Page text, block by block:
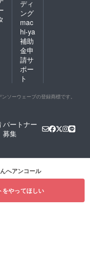
ディ
ング
mac
hi-ya
補助
金申
請サ
ポー
ト
ソーウェーブの登録商標です。
パートナー
募集
へアンコール
をやってほしい